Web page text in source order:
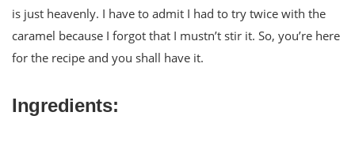
is just heavenly. I have to admit I had to try twice with the
caramel because I forgot that I mustn’t stir it. So, you’re here
for the recipe and you shall have it.
Ingredients: